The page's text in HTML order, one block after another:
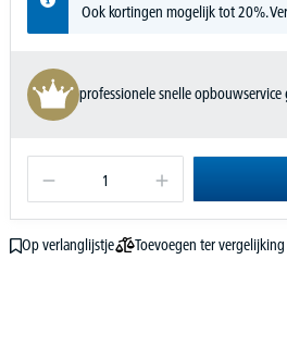
Ook kortingen mogelijk tot 20%.
professionele snelle opbouwservice
Op verlanglijstje
Toevoegen ter vergelijking